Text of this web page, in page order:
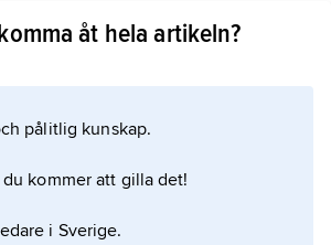
åt hela artikeln?
pålitlig kunskap.
du kommer att gilla det!
i Sverige.